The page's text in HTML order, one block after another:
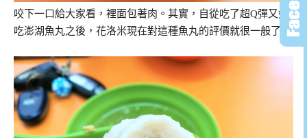
咬下一口給大家看，裡面包著肉。其實，自從吃了超Q彈又好
吃澎湖魚丸之後，花洛米現在對這種魚丸的評價就很一般了。